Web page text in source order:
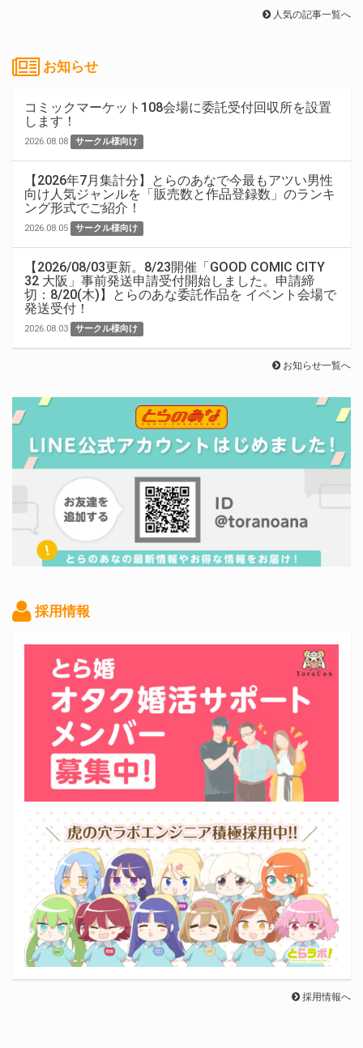
人気の記事一覧へ
お知らせ
コミックマーケット108会場に委託受付回収所を設置
します！
2026.08.08 サークル様向け
【2026年7月集計分】とらのあなで今最もアツい男性
向け人気ジャンルを「販売数と作品登録数」のランキ
ング形式でご紹介！
2026.08.05 サークル様向け
【2026/08/03更新。8/23開催「GOOD COMIC CITY
32 大阪」事前発送申請受付開始しました。申請締
切：8/20(木)】とらのあな委託作品を イベント会場で
発送受付！
2026.08.03 サークル様向け
お知らせ一覧へ
採用情報
採用情報へ